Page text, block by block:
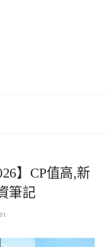
】CP值高,新
筆記